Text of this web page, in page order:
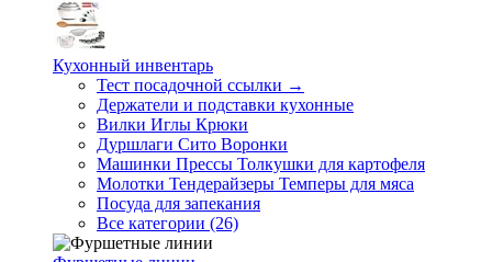
Кухонный инвентарь
Тест посадочной ссылки →
Держатели и подставки кухонные
Вилки Иглы Крюки
Дуршлаги Сито Воронки
Машинки Прессы Толкушки для картофеля
Молотки Тендерайзеры Темперы для мяса
Посуда для запекания
Все категории (26)